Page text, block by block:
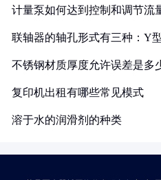
计量泵如何达到控制和调节流
联轴器的轴孔形式有三种：Y
不锈钢材质厚度允许误差是多
复印机出租有哪些常见模式
溶于水的润滑剂的种类